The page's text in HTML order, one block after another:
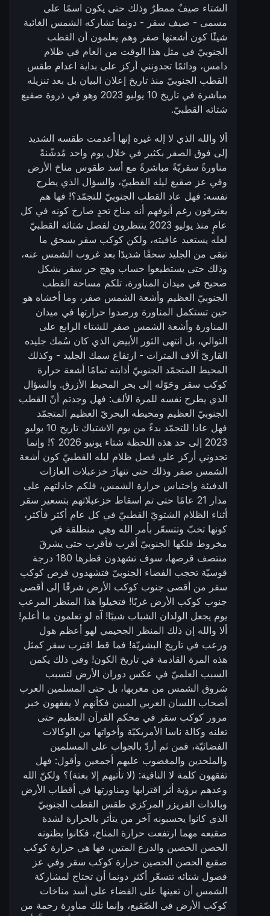
الشتاء صيفٌ ممطرٌ وذلك حتى يكون اسمًا على
مسمى - صيف سقر - دونما تشاركه الشمس الغائبة
شيئًا كون أشعتها صفر وهم يعلمون أن القطب
الجنوبيّ في مثل هذا الوقت من العام في ظلام
دامس، ودائمًا تجدونني أركز على بداية اعدام طقس
القطب الجنوبيّ منذ تاريخ إعلان البيان بل بعد تنزيله
مباشرة في تاريخ 10 يوليو 2023 وهو في ذروة صقيع
شتائه القطبيّ.
ألا والله الذي لا إله غيره إنها أعدمت طقسه الشديد
إلى فوق الصفر بكثير في خلال يوم واحد مُدشّنةً
مناورةً سقريّةً مباشرةً مع أسد طقوس مناخ الأرض
وفي عز صقيع ليله القطبيّ، والسؤال الذي يطرح
نفسه: فهل عاد القطب الجنوبيّ للتجمّد؟! فها هم
يعترفون رغم أنوفهم أنه مناخ تحدٍ صارخ كونه في كل
عامٍ منذ يوليو 2023 ينتظرون لفصل شتائه القطبيّ
لعله يستعيد عافيته، ولكن كوكب سقر يسحق ما
تبقى من الجليد سحقًا شديدًا بعد غروب الشمس عنه،
وذلك حتى يستطيعوا حساب وهج حر سقر بشكل
صحيح في ميدان المناورة، تلكم مساحة القطب
الجنوبيّ العظيم وأشعة الشمس صفر، وما أخشاه هو
حين تستكمل المناورة ورصدوا حرارتها في ميدان
المناورة وأشعة الشمس صفر للشتاء الرابع على
التوالي، بل انتهى الثور الأبيض الذي كان سُمك جليده
القاريّ آلاف المترات - ارتفاع سمك الجليد - وكذلك
المحيط المتجمّد الجنوبيّ أذابته تمامًا أشعة حرارة
كوكب سقر وحَوّله إلى بحر المحيط الأزرق. والسؤال
الذي يطرح نفسه للمرة الألف: فهل وجدتم أنّ القطب
الجنوبيّ العظيم ومحيطه البحريّ العظيم المتجمّد
فهل عادا للتجمّد بدءً من يوم الاشتباك تاريخ 10 يوليو
2023 إلى حد هذه اللحظة شتاء يونيو 2026 ؟! وإنما
تجدوني أركز على فصل ظلام ليله القطبيّ كون أشعة
الشمس صفر وذلك حتى تنهارَ خزعبلات الغازات
الدفيئة واحتباس حرارة الشمس، فلكم جادلتهم على
مدار 21 عامًا حتى تم اسقاط خزعبلاتهم بتسعير سقر
أثناء الظلام الشتويّ القطبيّ في كل عام أكثر فأكثر،
كونها تخبّ وتتسعّر بأمر الله وهي منطلقة في
مخروط فلكها الجنوبيّ أقرب فأقرب حتى يشرقَ
منتصف قرصها، سوف تشهدون قطرها 180 درجة
قوسيّة تحجب الفضاء الجنوبيّ فتشهدون قرص كوكب
سقر من أقصى جنوب كوكب الأرض شرقًا إلى أقصى
جنوب كوكب الأرض غربًا! فتخيلوا هذا المنظر المرعب
يوم يجعل الولدان الشباب شيبًا! آه لو تعلمون ما أعلم!
ألا والله إن ذلك المنظر الجحيمي لهو أعظم هول
ورعب في تاريخ البشريّة! فما قط اقترب سقر كمثل
هذه المرة القادمة في تاريخ الكون! وفي ذلك يكمن
السبب العلميّ في عكس دوران الأرض لتسبب
شروق الشمس من مغربها، بل حتى المسلمين العرب
أصحاب اللسان العربي المبين فكأنهم لا يفقهون خبر
مرور كوكب سقر في محكم القرآن العظيم حتى
تعلنه وكالة ناسا الأمريكيّة وأخواتها من الوكالات
الفضائيّة، فمن ثم أردّ بالجواب على المسلمين
والملحدين والمغضوب عليهم أجمعين وأقول: فهل
تفقهون كلمة لا النافية: (لا تأتيهم إلا بغتة)؟ ولكنّ الله
وعدهم برؤية أثر اقترابها ومناورتها في أقطاب الأرض
وبالذات الفريزر المركزي طقس القطب الجنوبيّ
الذي كانوا يحسبونه آخر من يتأثر بالحرارة لشدة
صقيعه مهما ارتفعت حرارة المناخ، فكانوا يظنونه
الحصن الحصين والدرع المتين، فها هي حرارة كوكب
صقيع الحصن الحصين حرارة كوكب سقر وفي عز
فصول شتائه تتسعّر أكثر دونما أن تحتاج لمشاركة
الشمس أن تعينها على القضاء على أسد مناخات
كوكب الأرض في الصّقيع، وإنما تلك مناورة رحمة من